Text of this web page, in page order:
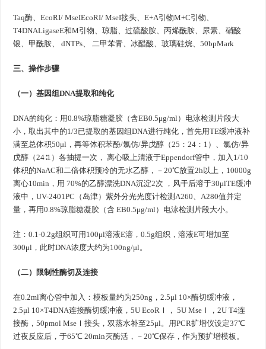
Taq酶、EcoRI/ MseIEcoRI/ MseI接头、E+A引物M+C引物、
T4DNALigaseE和M引物、琼脂、过硫酸胺、丙烯酰胺、尿素、硝酸
银、甲酰胺、 dNTPs、 二甲苯青、冰醋酸、玻璃硅烷、50bpMark
三、操作步骤
（一）基因组DNA提取和纯化
DNA的纯化：用0.8%琼脂糖凝胶（含EB0.5μg/ml）电泳检测片段大
小，取出其中的1/3已提取的基因组DNA进行纯化，首先用TE缓冲液补
满至总体积50μl，再等体积苯酚/氯仿/异戊醇（25：24：1）、氯仿/异
戊醇（24∶1）各抽提一次， 离心吸上清液于Eppendorf管中，加入1/10
体积的NaAC和二倍体积预冷的无水乙醇，－20℃放置2h以上，10000g
离心10min，用 70%的乙醇漂洗DNA沉淀2次 ，风干后溶于30μlTE缓冲
液中，UV-2401PC（岛津）紫外分光光度计检测A260、A280值并定
量，再用0.8%琼脂糖凝胶（含 EB0.5μg/ml）电泳检测片段大小。
注：0.1-0.2g组织可用100μl溶液E溶，0.5g组织，溶液E可增加至
300μl，此时DNA浓度大约为100ng/μl。
（二）限制性酶切及连接
在0.2ml离心管中加入：模板量约为250ng，2.5μl 10×酶切缓冲液，
2.5μl 10×T4DNA连接酶切缓冲液，5U EcoRⅠ， 5U MseⅠ，2U T4连
接酶，50pmol MseⅠ接头，双蒸水补至25μl。用PCR扩增仪设定37℃
过夜反应后，于65℃ 20min灭酶活，－20℃保存，作为预扩增模板。